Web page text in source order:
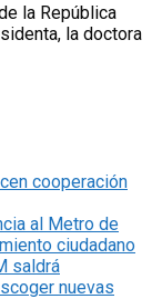
la República
la doctora
cooperación
al Metro de
ciudadano
saldrá
nuevas